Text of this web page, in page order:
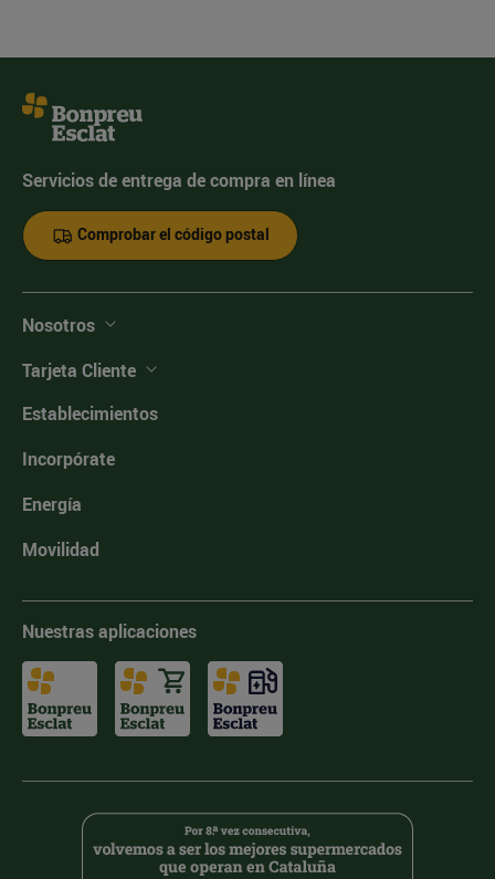
Servicios de entrega de compra en línea
Comprobar el código postal
Nosotros
Tarjeta Cliente
Establecimientos
Incorpórate
Energía
Movilidad
Nuestras aplicaciones